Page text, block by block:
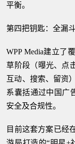
平衡。
第四把钥匙：全漏
WPP Media建立了
草阶段（曝光、点
互动、搜索、留资
系囊括通过中国广
安全及合规性。
目前这套方案已经